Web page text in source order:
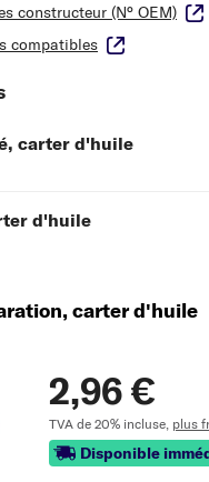
constructeur (N° OEM)
compatibles
carter d'huile
d'huile
carter d'huile
2,96 €
TVA de 20% incluse, plus
Disponible